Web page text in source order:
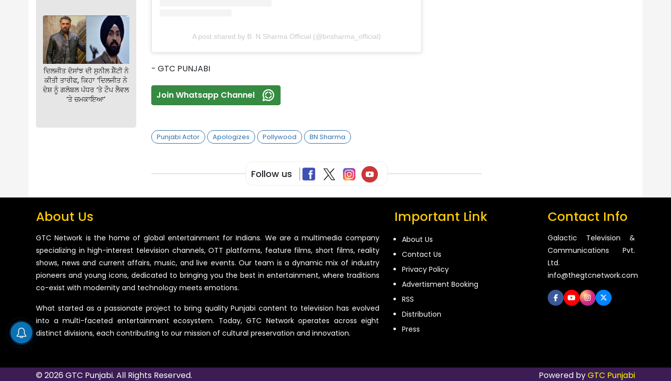
ਦਿਲਜੀਤ ਦੋਸਾਂਝ ਦੀ ਸੁਨੀਲ ਸ਼ੈੱਟੀ ਨੇ
ਕੀਤੀ ਤਾਰੀਫ, ਕਿਹਾ ‘ਦਿਲਜੀਤ ਨੇ
ਦੇਸ਼ ਨੂੰ ਗਲੋਬਲ ਪੱਧਰ ‘ਤੇ ਟੌਪ ਲੈਵਲ
‘ਤੇ ਚਮਕਾਇਆ’
A post shared by B N Sharma Official (@bnsharma_official)
- GTC PUNJABI
Join Whatsapp Channel
Punjabi Actor Apologizes Pollywood BN Sharma
Follow us
About Us
GTC Network is the home of global entertainment for Indians. We are a multimedia company
specializing in high-interest television channels, OTT platforms, feature films, short films, reality
shows, news and current affairs, music, and live events. Our team is a dynamic mix of industry
pioneers and young icons, dedicated to bringing you the best in entertainment, where traditions
co-exist with modernity and technology meets emotions.
What started as a passionate project to bring quality Punjabi content to television has evolved
into a multi-faceted entertainment ecosystem. Today, GTC Network operates across eight
distinct divisions, each contributing to our mission of cultural preservation and innovation.
Important Link
About Us
Contact Us
Privacy Policy
Advertisment Booking
RSS
Distribution
Press
Contact Info
Galactic Television &
Communications Pvt.
Ltd.
info@thegtcnetwork.com
© 2026 GTC Punjabi. All Rights Reserved. Powered byGTC Punjabi